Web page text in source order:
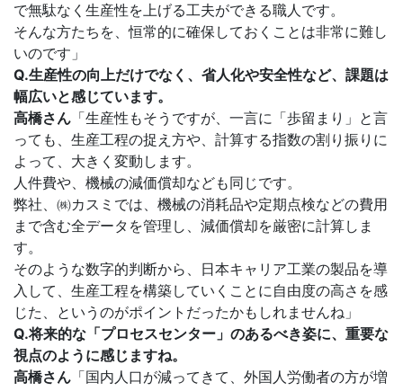
で無駄なく生産性を上げる工夫ができる職人です。
そんな方たちを、恒常的に確保しておくことは非常に難し
いのです」
Q.生産性の向上だけでなく、省人化や安全性など、課題は
幅広いと感じています。
高橋さん 「生産性もそうですが、一言に「歩留まり」と言
っても、生産工程の捉え方や、計算する指数の割り振りに
よって、大きく変動します。
人件費や、機械の減価償却なども同じです。
弊社、㈱カスミでは、機械の消耗品や定期点検などの費用
まで含む全データを管理し、減価償却を厳密に計算しま
す。
そのような数字的判断から、日本キャリア工業の製品を導
入して、生産工程を構築していくことに自由度の高さを感
じた、というのがポイントだったかもしれませんね」
Q.将来的な「プロセスセンター」のあるべき姿に、重要な
視点のように感じますね。
高橋さん 「国内人口が減ってきて、外国人労働者の方が増